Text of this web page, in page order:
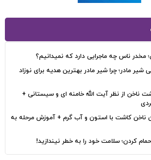
ناس چه ماجرایی دارد که نمیدانیم؟
مادر؛ چرا شیر مادر بهترین هدیه برای نوزاد
از نظر آیت الله خامنه ای و سیستانی +
کاشت با استون و آب گرم + آموزش مرحله به
کردن؛ سلامت خود را به خطر نیندازید!